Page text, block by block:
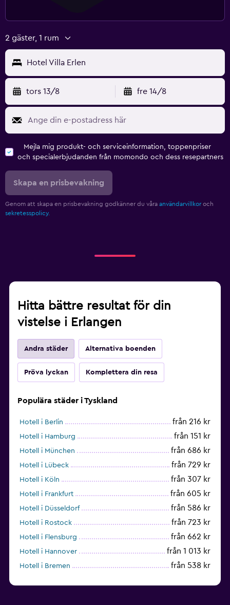
2 gäster, 1 rum
Hotel Villa Erlen
tors 13/8 fre 14/8
Mejla mig produkt- och serviceinformation, toppenpriser
och specialerbjudanden från momondo och dess resepartners
Skapa en prisbevakning
Genom att skapa en prisbevakning godkänner du våra användarvillkor och
sekretesspolicy.
Hitta bättre resultat för din
vistelse i Erlangen
Andra städer Alternativa boenden
Pröva lyckan Komplettera din resa
Populära städer i Tyskland
Hotell i Berlin från 216 kr
Hotell i Hamburg från 151 kr
Hotell i München från 686 kr
Hotell i Lübeck från 729 kr
Hotell i Köln från 307 kr
Hotell i Frankfurt från 605 kr
Hotell i Düsseldorf från 586 kr
Hotell i Rostock från 723 kr
Hotell i Flensburg från 662 kr
Hotell i Hannover från 1 013 kr
Hotell i Bremen från 538 kr